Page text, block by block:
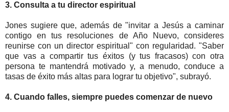
3. Consulta a tu director espiritual
Jones sugiere que, además de "invitar a Jesús a caminar
contigo en tus resoluciones de Año Nuevo, consideres
reunirse con un director espiritual" con regularidad. "Saber
que vas a compartir tus éxitos (y tus fracasos) con otra
persona te mantendrá motivado y, a menudo, conduce a
tasas de éxito más altas para lograr tu objetivo", subrayó.
4. Cuando falles, siempre puedes comenzar de nuevo